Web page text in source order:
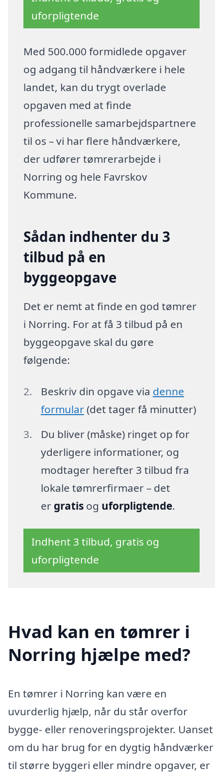
uforpligtende
Med 500.000 formidlede opgaver
og adgang til håndværkere i hele
landet, kan du trygt overlade
opgaven med at finde
professionelle samarbejdspartnere
til os – vi har flere håndværkere,
der udfører tømrerarbejde i
Norring og hele Favrskov
Kommune.
Sådan indhenter du 3
tilbud på en
byggeopgave
Det er nemt at finde en god tømrer
i Norring. For at få 3 tilbud på en
byggeopgave skal du gøre
følgende:
Beskriv din opgave via denne
formular(det tager få minutter)
Du bliver (måske) ringet op for
yderligere informationer, og
modtager herefter 3 tilbud fra
lokale tømrerfirmaer – det
er gratisog uforpligtende.
Indhent 3 tilbud, gratis og
uforpligtende
Hvad kan en tømrer i
Norring hjælpe med?
En tømrer i Norring kan være en
uvurderlig hjælp, når du står overfor
bygge- eller renoveringsprojekter. Uanset
om du har brug for en dygtig håndværker
til større byggeri eller mindre opgaver, er